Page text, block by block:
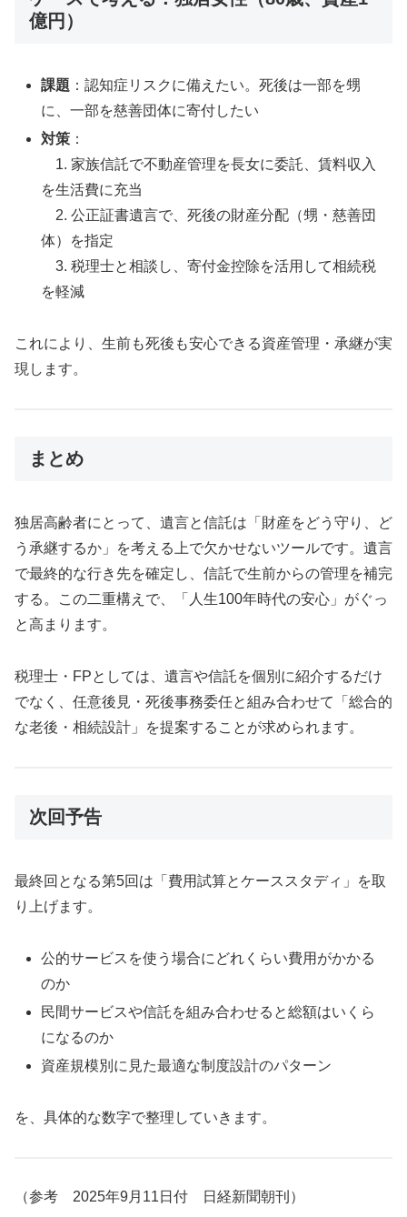
億円）
課題 ：認知症リスクに備えたい。死後は一部を甥
に、一部を慈善団体に寄付したい
対策 ：
1. 家族信託で不動産管理を長女に委託、賃料収入
を生活費に充当
2. 公正証書遺言で、死後の財産分配（甥・慈善団
体）を指定
3. 税理士と相談し、寄付金控除を活用して相続税
を軽減
これにより、生前も死後も安心できる資産管理・承継が実
現します。
まとめ
独居高齢者にとって、遺言と信託は「財産をどう守り、ど
う承継するか」を考える上で欠かせないツールです。遺言
で最終的な行き先を確定し、信託で生前からの管理を補完
する。この二重構えで、「人生100年時代の安心」がぐっ
と高まります。
税理士・FPとしては、遺言や信託を個別に紹介するだけ
でなく、任意後見・死後事務委任と組み合わせて「総合的
な老後・相続設計」を提案することが求められます。
次回予告
最終回となる第5回は「費用試算とケーススタディ」を取
り上げます。
公的サービスを使う場合にどれくらい費用がかかる
のか
民間サービスや信託を組み合わせると総額はいくら
になるのか
資産規模別に見た最適な制度設計のパターン
を、具体的な数字で整理していきます。
（参考 2025年9月11日付 日経新聞朝刊）